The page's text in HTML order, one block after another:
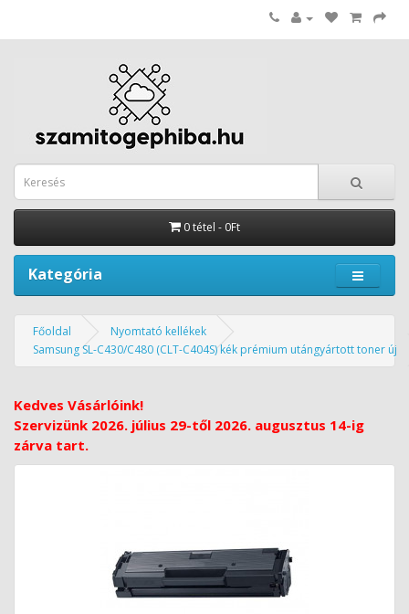
0 tétel - 0Ft
Kategória
Főoldal
Nyomtató kellékek
Samsung SL-C430/C480 (CLT-C404S) kék prémium utángyártott toner új
Kedves Vásárlóink!
Szervizünk 2026. július 29-től 2026. augusztus 14-ig
zárva tart.